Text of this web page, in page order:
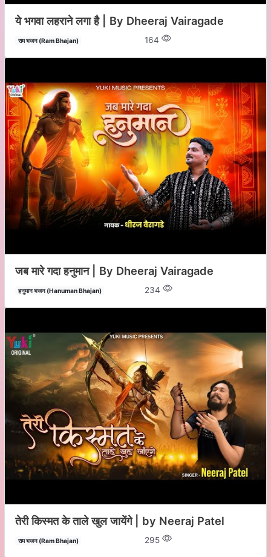
ये भगवा लहराने लगा है | By Dheeraj Vairagade
राम भजन (Ram Bhajan) 164
जब मारे गदा हनुमान | By Dheeraj Vairagade
हनुमान भजन (Hanuman Bhajan) 234
तेरी किस्मत के ताले खुल जायेंगे | by Neeraj Patel
राम भजन (Ram Bhajan) 295